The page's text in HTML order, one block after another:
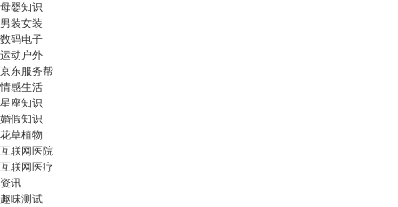
母婴知识
男装女装
数码电子
运动户外
京东服务帮
情感生活
星座知识
婚假知识
花草植物
互联网医院
互联网医疗
资讯
趣味测试